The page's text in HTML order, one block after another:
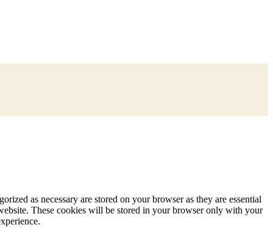
as necessary are stored on your browser as they are essential
These cookies will be stored in your browser only with your